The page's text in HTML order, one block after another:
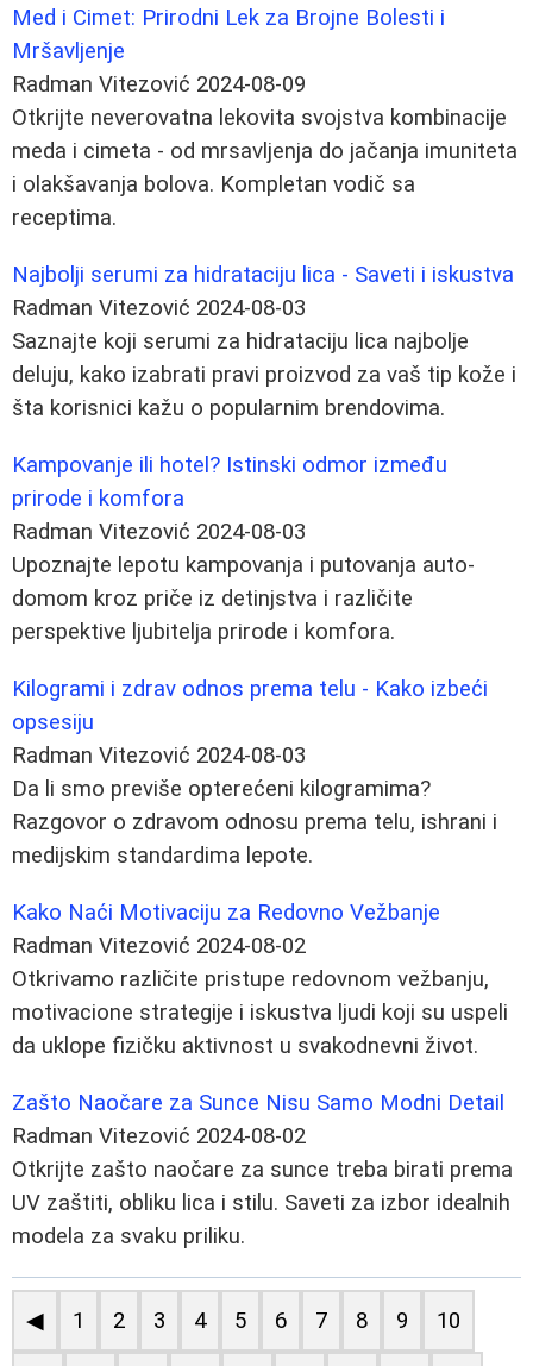
Med i Cimet: Prirodni Lek za Brojne Bolesti i
Mršavljenje
Radman Vitezović 2024-08-09
Otkrijte neverovatna lekovita svojstva kombinacije
meda i cimeta - od mrsavljenja do jačanja imuniteta
i olakšavanja bolova. Kompletan vodič sa
receptima.
Najbolji serumi za hidrataciju lica - Saveti i iskustva
Radman Vitezović 2024-08-03
Saznajte koji serumi za hidrataciju lica najbolje
deluju, kako izabrati pravi proizvod za vaš tip kože i
šta korisnici kažu o popularnim brendovima.
Kampovanje ili hotel? Istinski odmor između
prirode i komfora
Radman Vitezović 2024-08-03
Upoznajte lepotu kampovanja i putovanja auto-
domom kroz priče iz detinjstva i različite
perspektive ljubitelja prirode i komfora.
Kilogrami i zdrav odnos prema telu - Kako izbeći
opsesiju
Radman Vitezović 2024-08-03
Da li smo previše opterećeni kilogramima?
Razgovor o zdravom odnosu prema telu, ishrani i
medijskim standardima lepote.
Kako Naći Motivaciju za Redovno Vežbanje
Radman Vitezović 2024-08-02
Otkrivamo različite pristupe redovnom vežbanju,
motivacione strategije i iskustva ljudi koji su uspeli
da uklope fizičku aktivnost u svakodnevni život.
Zašto Naočare za Sunce Nisu Samo Modni Detail
Radman Vitezović 2024-08-02
Otkrijte zašto naočare za sunce treba birati prema
UV zaštiti, obliku lica i stilu. Saveti za izbor idealnih
modela za svaku priliku.
◀ 1 2 3 4 5 6 7 8 9 10